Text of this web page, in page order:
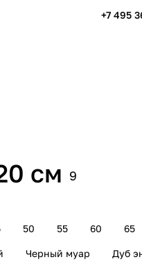
+7 495
см 9
50 55 60 65
Черный муар Дуб